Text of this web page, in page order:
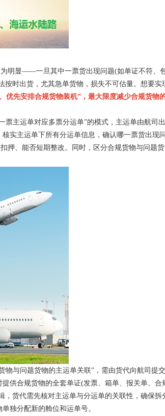
明显——一旦其中一票货出现问题(如单证不符、
时出货，尤其急单货物，损失不可估量。想要实
优先安排合规货物装机”，最大限度减少合规货物
主运单对应多票分运单”的模式，主运单由航司出
实主运单下所有分运单信息，确认哪一票货出现问
押、能否短期整改。同时，区分合规货物与问题货
与问题货物的主运单关联”，需由货代向航司提交
供合规货物的全套单证(发票、箱单、报关单、合
货代需先核对主运单与分运单的关联性，确保拆
独分配新的舱位和运单号。